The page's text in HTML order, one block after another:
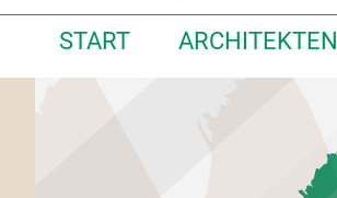
START ARCHITEKTEN